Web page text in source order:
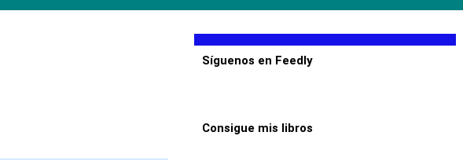
Síguenos en Feedly
Consigue mis libros